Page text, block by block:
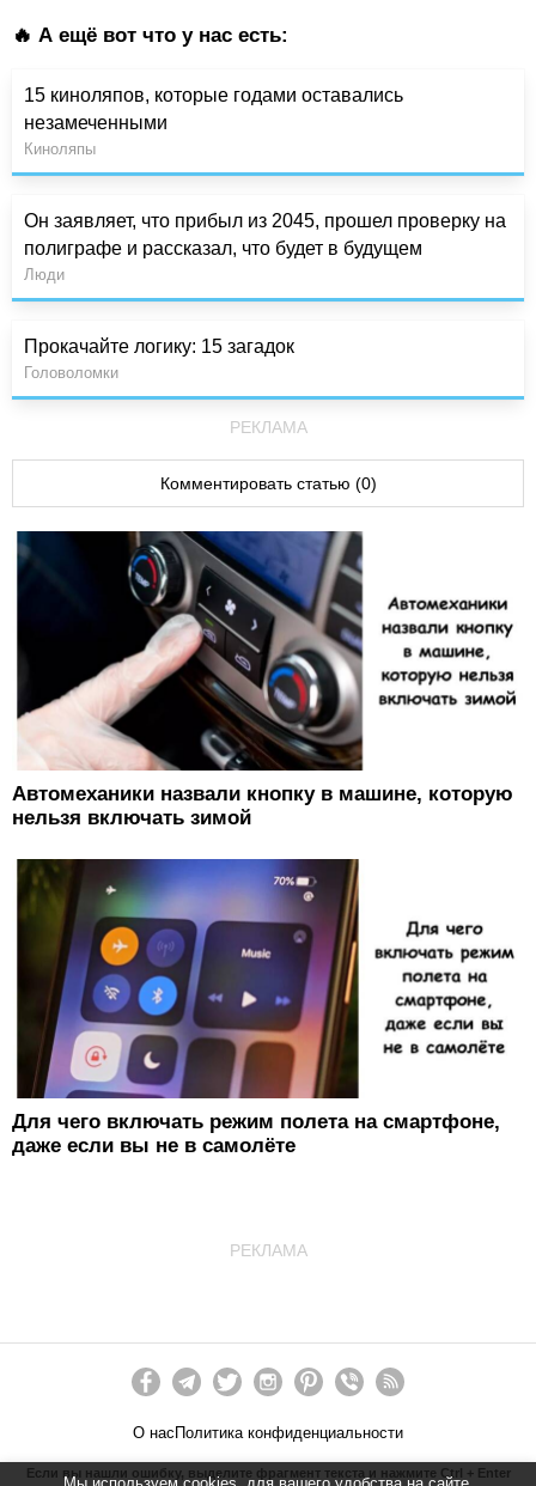
🔥 А ещё вот что у нас есть:
15 киноляпов, которые годами оставались
незамеченными
Киноляпы
Он заявляет, что прибыл из 2045, прошел проверку на
полиграфе и рассказал, что будет в будущем
Люди
Прокачайте логику: 15 загадок
Головоломки
РЕКЛАМА
Комментировать статью (0)
Автомеханики назвали кнопку в машине, которую
нельзя включать зимой
Для чего включать режим полета на смартфоне,
даже если вы не в самолёте
РЕКЛАМА
О нас Политика конфиденциальности
Если вы нашли ошибку, выделите фрагмент текста и нажмите Ctrl + Enter